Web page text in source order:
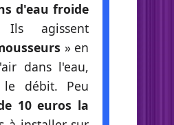
d'eau froide
Ils agissent
» en
dans l'eau,
débit. Peu
10 euros la